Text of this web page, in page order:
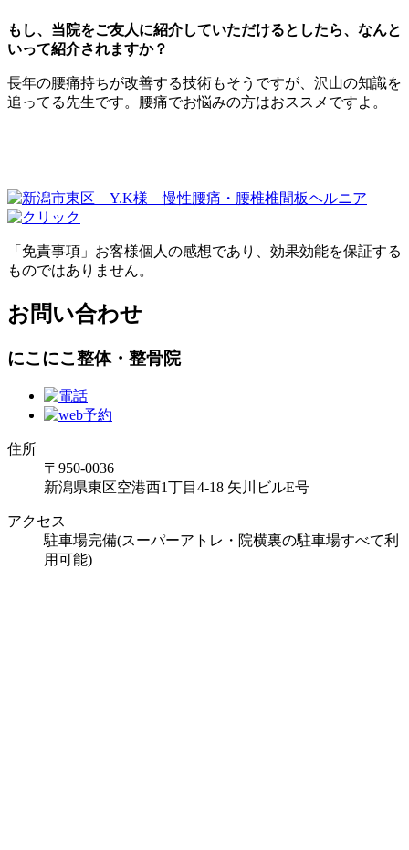
もし、当院をご友人に紹介していただけるとしたら、なんと
いって紹介されますか？
長年の腰痛持ちが改善する技術もそうですが、沢山の知識を
追ってる先生です。腰痛でお悩みの方はおススメですよ。
「免責事項」お客様個人の感想であり、効果効能を保証する
ものではありません。
お問い合わせ
にこにこ整体・整骨院
住所
〒950-0036
新潟県東区空港西1丁目4-18 矢川ビルE号
アクセス
駐車場完備(スーパーアトレ・院横裏の駐車場すべて利
用可能)